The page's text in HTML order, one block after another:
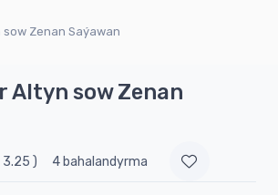
Zenan Saýawan
Altyn sow Zenan
3.25 ) 4 bahalandyrma